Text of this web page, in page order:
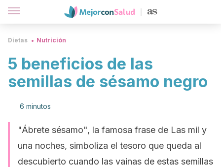
Dietas Nutrición
5 beneficios de las
semillas de sésamo negro
6 minutos
"Ábrete sésamo", la famosa frase de Las mil y
una noches, simboliza el tesoro que queda al
descubierto cuando las vainas de estas semillas